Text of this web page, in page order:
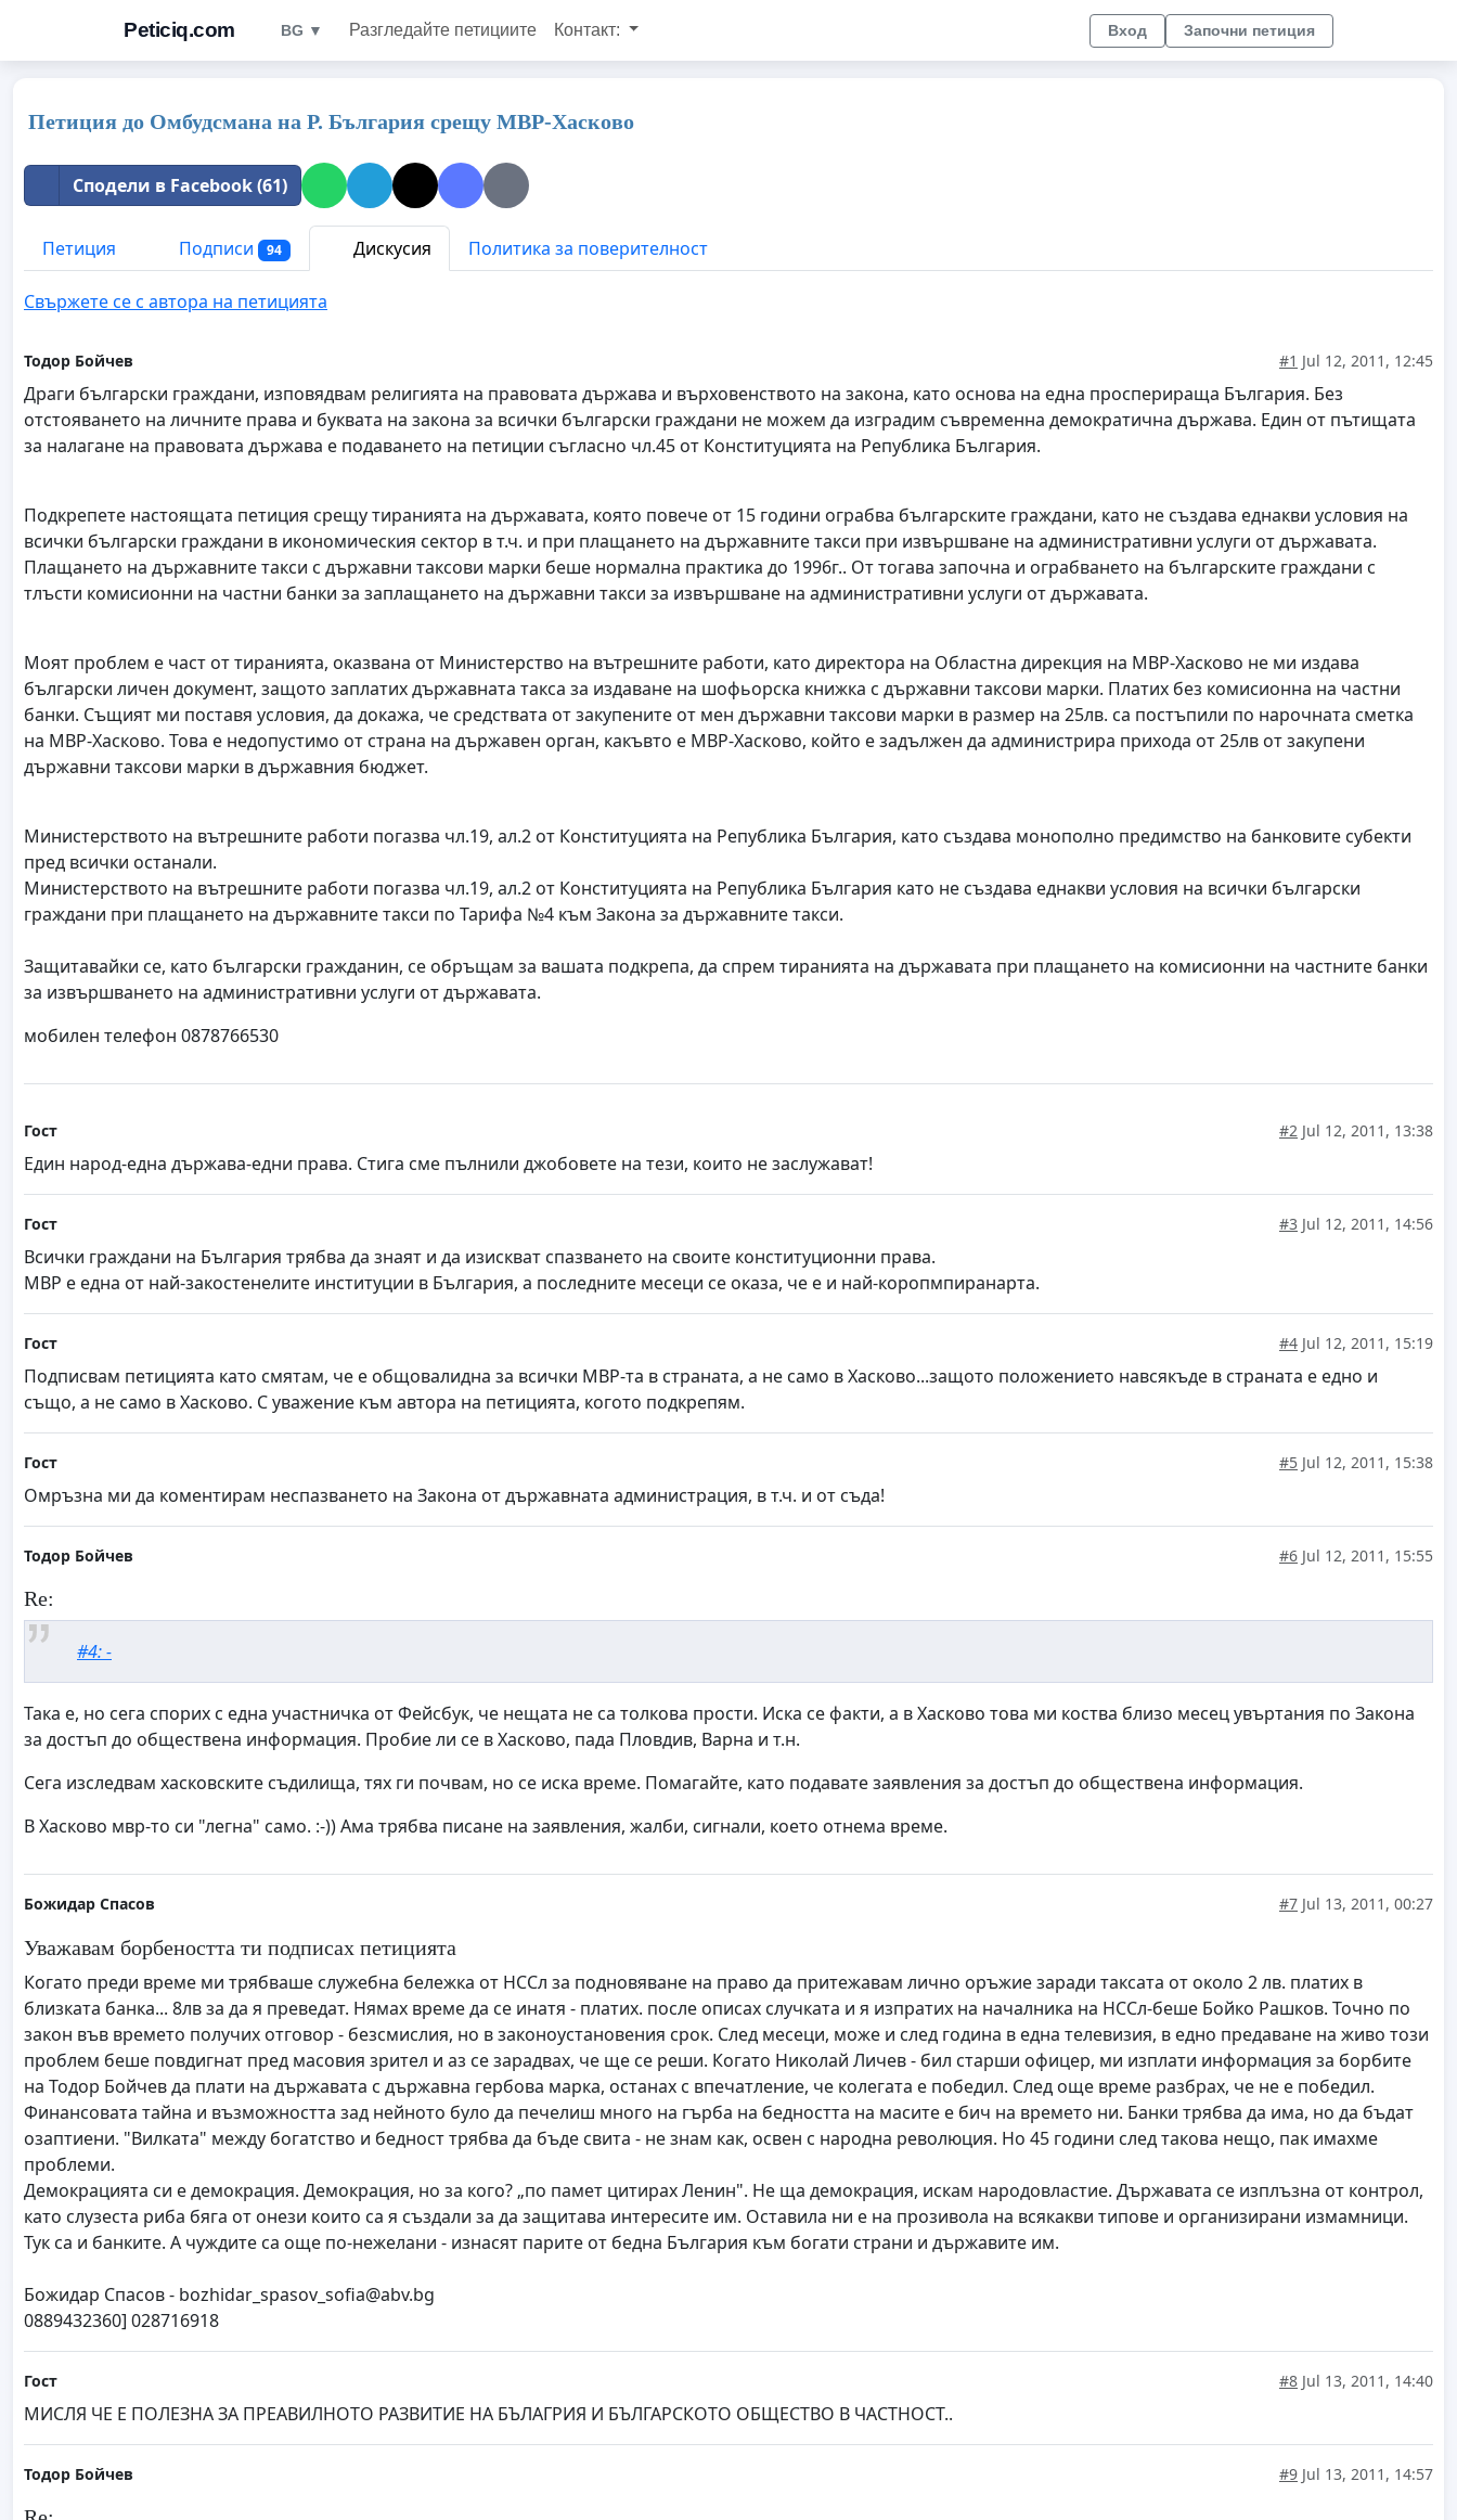
Peticiq.com BG ▼ Разгледайте петициите Контакт: Вход Започни петиция
Петиция до Омбудсмана на Р. България срещу МВР-Хасково
Сподели в Facebook (61)
Петиция Подписи 94 Дискусия Политика за поверителност
Свържете се с автора на петицията
Тодор Бойчев #1 Jul 12, 2011, 12:45
Драги български граждани, изповядвам религията на правовата държава и върховенството на закона, като основа на една просперираща България. Без
отстояването на личните права и буквата на закона за всички български граждани не можем да изградим съвременна демократична държава. Един от пътищата
за налагане на правовата държава е подаването на петиции съгласно чл.45 от Конституцията на Република България.
Подкрепете настоящата петиция срещу тиранията на държавата, която повече от 15 години ограбва българските граждани, като не създава еднакви условия на
всички български граждани в икономическия сектор в т.ч. и при плащането на държавните такси при извършване на административни услуги от държавата.
Плащането на държавните такси с държавни таксови марки беше нормална практика до 1996г.. От тогава започна и ограбването на българските граждани с
тлъсти комисионни на частни банки за заплащането на държавни такси за извършване на административни услуги от държавата.
Моят проблем е част от тиранията, оказвана от Министерство на вътрешните работи, като директора на Областна дирекция на МВР-Хасково не ми издава
български личен документ, защото заплатих държавната такса за издаване на шофьорска книжка с държавни таксови марки. Платих без комисионна на частни
банки. Същият ми поставя условия, да докажа, че средствата от закупените от мен държавни таксови марки в размер на 25лв. са постъпили по нарочната сметка
на МВР-Хасково. Това е недопустимо от страна на държавен орган, какъвто е МВР-Хасково, който е задължен да администрира прихода от 25лв от закупени
държавни таксови марки в държавния бюджет.
Министерството на вътрешните работи погазва чл.19, ал.2 от Конституцията на Република България, като създава монополно предимство на банковите субекти
пред всички останали.
Министерството на вътрешните работи погазва чл.19, ал.2 от Конституцията на Република България като не създава еднакви условия на всички български
граждани при плащането на държавните такси по Тарифа №4 към Закона за държавните такси.
Защитавайки се, като български гражданин, се обръщам за вашата подкрепа, да спрем тиранията на държавата при плащането на комисионни на частните банки
за извършването на административни услуги от държавата.
мобилен телефон 0878766530
Гост #2 Jul 12, 2011, 13:38
Един народ-една държава-едни права. Стига сме пълнили джобовете на тези, които не заслужават!
Гост #3 Jul 12, 2011, 14:56
Всички граждани на България трябва да знаят и да изискват спазването на своите конституционни права.
МВР е една от най-закостенелите институции в България, а последните месеци се оказа, че е и най-коропмпиранарта.
Гост #4 Jul 12, 2011, 15:19
Подписвам петицията като смятам, че е общовалидна за всички МВР-та в страната, а не само в Хасково...защото положението навсякъде в страната е едно и
също, а не само в Хасково. С уважение към автора на петицията, когото подкрепям.
Гост #5 Jul 12, 2011, 15:38
Омръзна ми да коментирам неспазването на Закона от държавната администрация, в т.ч. и от съда!
Тодор Бойчев #6 Jul 12, 2011, 15:55
Re:
#4: -
Така е, но сега спорих с една участничка от Фейсбук, че нещата не са толкова прости. Иска се факти, а в Хасково това ми коства близо месец увъртания по Закона
за достъп до обществена информация. Пробие ли се в Хасково, пада Пловдив, Варна и т.н.
Сега изследвам хасковските съдилища, тях ги почвам, но се иска време. Помагайте, като подавате заявления за достъп до обществена информация.
В Хасково мвр-то си "легна" само. :-)) Ама трябва писане на заявления, жалби, сигнали, което отнема време.
Божидар Спасов #7 Jul 13, 2011, 00:27
Уважавам борбеността ти подписах петицията
Когато преди време ми трябваше служебна бележка от НССл за подновяване на право да притежавам лично оръжие заради таксата от около 2 лв. платих в
близката банка... 8лв за да я преведат. Нямах време да се инатя - платих. после описах случката и я изпратих на началника на НССл-беше Бойко Рашков. Точно по
закон във времето получих отговор - безсмислия, но в законоустановения срок. След месеци, може и след година в една телевизия, в едно предаване на живо този
проблем беше повдигнат пред масовия зрител и аз се зарадвах, че ще се реши. Когато Николай Личев - бил старши офицер, ми изплати информация за борбите
на Тодор Бойчев да плати на държавата с държавна гербова марка, останах с впечатление, че колегата е победил. След още време разбрах, че не е победил.
Финансовата тайна и възможността зад нейното було да печелиш много на гърба на бедността на масите е бич на времето ни. Банки трябва да има, но да бъдат
озаптиени. "Вилката" между богатство и бедност трябва да бъде свита - не знам как, освен с народна революция. Но 45 години след такова нещо, пак имахме
проблеми.
Демокрацията си е демокрация. Демокрация, но за кого? „по памет цитирах Ленин". Не ща демокрация, искам народовластие. Държавата се изплъзна от контрол,
като слузеста риба бяга от онези които са я създали за да защитава интересите им. Оставила ни е на прозивола на всякакви типове и организирани измамници.
Тук са и банките. А чуждите са още по-нежелани - изнасят парите от бедна България към богати страни и държавите им.
Божидар Спасов - bozhidar_spasov_sofia@abv.bg
0889432360] 028716918
Гост #8 Jul 13, 2011, 14:40
МИСЛЯ ЧЕ Е ПОЛЕЗНА ЗА ПРЕАВИЛНОТО РАЗВИТИЕ НА БЪЛАГРИЯ И БЪЛГАРСКОТО ОБЩЕСТВО В ЧАСТНОСТ..
Тодор Бойчев #9 Jul 13, 2011, 14:57